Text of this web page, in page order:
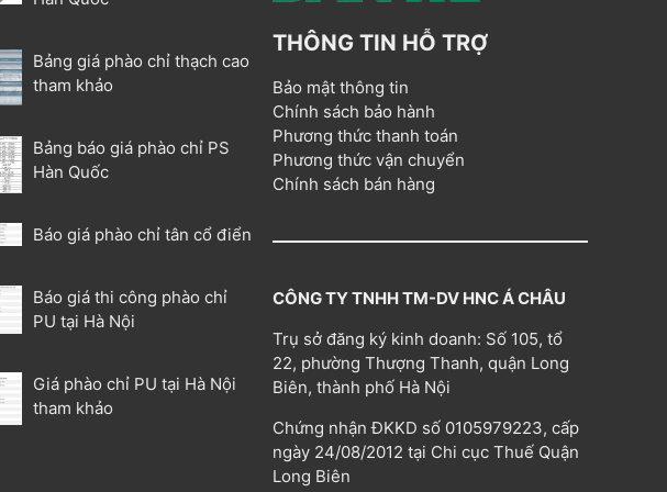
Bảng giá phào chỉ thạch cao
tham khảo
Bảng báo giá phào chỉ PS
Hàn Quốc
Báo giá phào chỉ tân cổ điển
Báo giá thi công phào chỉ
PU tại Hà Nội
Giá phào chỉ PU tại Hà Nội
tham khảo
THÔNG TIN HỖ TRỢ
Bảo mật thông tin
Chính sách bảo hành
Phương thức thanh toán
Phương thức vận chuyển
Chính sách bán hàng
CÔNG TY TNHH TM-DV HNC Á CHÂU
Trụ sở đăng ký kinh doanh: Số 105, tổ
22, phường Thượng Thanh, quận Long
Biên, thành phố Hà Nội
Chứng nhận ĐKKD số 0105979223, cấp
ngày 24/08/2012 tại Chi cục Thuế Quận
Long Biên